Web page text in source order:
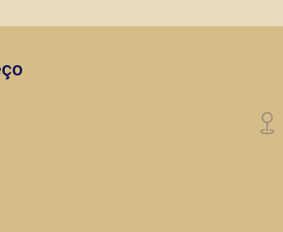
objetivo atender seus clientes
de imóveis prontos, usados ou
nos principais lançamentos da